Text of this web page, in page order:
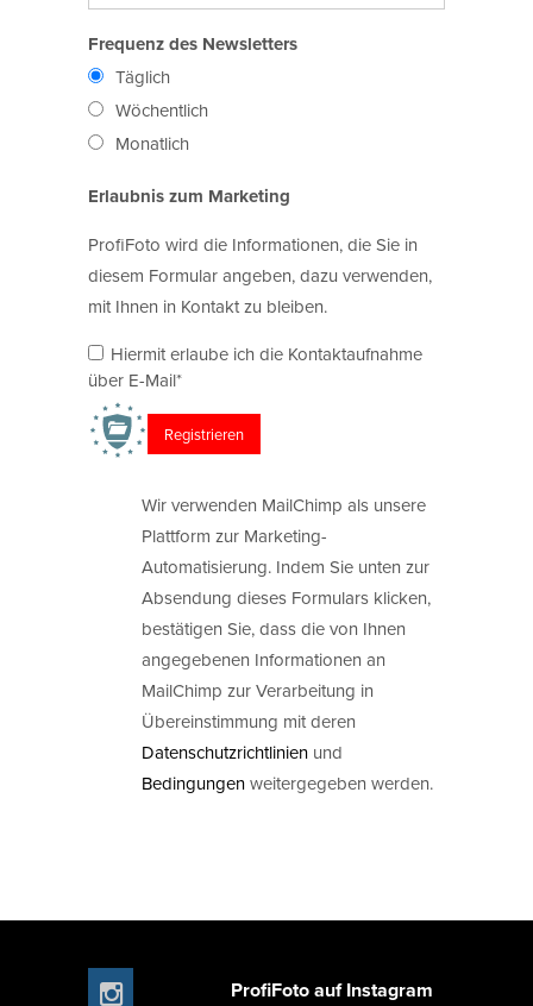
Frequenz des Newsletters
Täglich
Wöchentlich
Monatlich
Erlaubnis zum Marketing
ProfiFoto wird die Informationen, die Sie in
diesem Formular angeben, dazu verwenden,
mit Ihnen in Kontakt zu bleiben.
Hiermit erlaube ich die Kontaktaufnahme
über E-Mail*
Wir verwenden MailChimp als unsere
Plattform zur Marketing-
Automatisierung. Indem Sie unten zur
Absendung dieses Formulars klicken,
bestätigen Sie, dass die von Ihnen
angegebenen Informationen an
MailChimp zur Verarbeitung in
Übereinstimmung mit deren
Datenschutzrichtlinien und
Bedingungenweitergegeben werden.
ProfiFoto auf Instagram